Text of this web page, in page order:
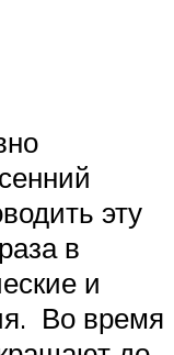
эту
в
и
Во время